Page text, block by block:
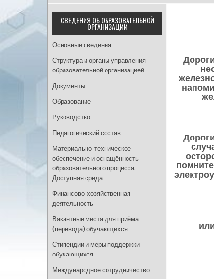
СВЕДЕНИЯ ОБ ОБРАЗОВАТЕЛЬНОЙ
ОРГАНИЗАЦИИ
Основные сведения
Структура и органы управления
образовательной организацией
Документы
Образование
Руководство
Педагогический состав
Материально-техническое
обеспечение и оснащённость
образовательного процесса.
Доступная среда
Финансово-хозяйственная
деятельность
Вакантные места для приёма
(перевода) обучающихся
Стипендии и меры поддержки
обучающихся
Международное сотрудничество